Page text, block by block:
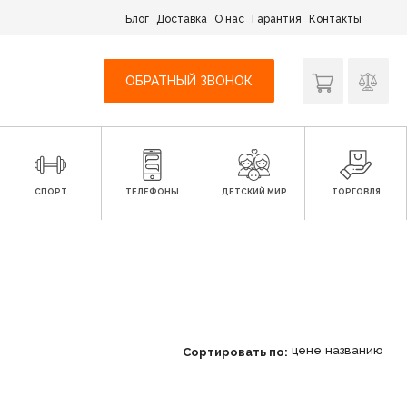
Блог Доставка О нас Гарантия Контакты
ОБРАТНЫЙ ЗВОНОК
СПОРТ ТЕЛЕФОНЫ ДЕТСКИЙ МИР ТОРГОВЛЯ
Сортировать по: цене названию